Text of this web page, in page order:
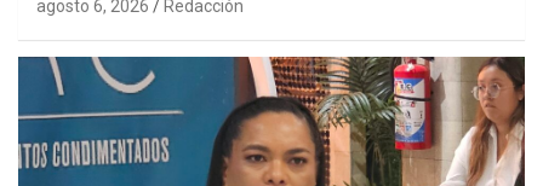
agosto 6, 2026 Redacción